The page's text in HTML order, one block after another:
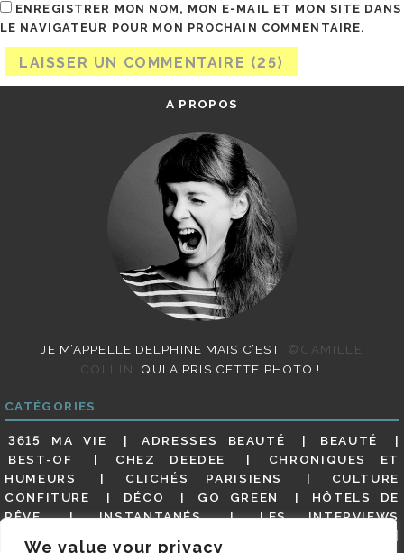
We value your privacy
ENREGISTRER MON NOM, MON E-MAIL ET MON SITE DANS
LE NAVIGATEUR POUR MON PROCHAIN COMMENTAIRE.
A PROPOS
JE M’APPELLE DELPHINE MAIS C’EST
©CAMILLE
COLLIN
QUI A PRIS CETTE PHOTO !
CATÉGORIES
3615 MA VIE ADRESSES BEAUTÉ
BEAUTÉ
BEST-OF
CHEZ DEEDEE
CHRONIQUES ET
HUMEURS
CLICHÉS PARISIENS
CULTURE
CONFITURE
DÉCO GO GREEN
HÔTELS DE
RÊVE
INSTANTANÉS
LES INTERVIEWS